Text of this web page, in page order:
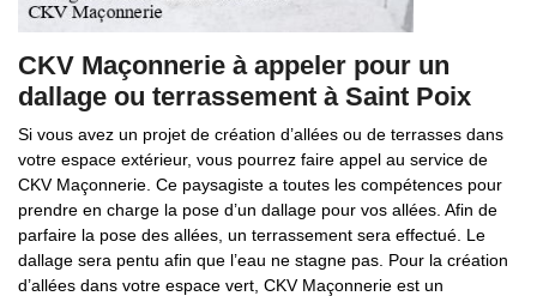
CKV Maçonnerie à appeler pour un
dallage ou terrassement à Saint Poix
Si vous avez un projet de création d’allées ou de terrasses dans
votre espace extérieur, vous pourrez faire appel au service de
CKV Maçonnerie. Ce paysagiste a toutes les compétences pour
prendre en charge la pose d’un dallage pour vos allées. Afin de
parfaire la pose des allées, un terrassement sera effectué. Le
dallage sera pentu afin que l’eau ne stagne pas. Pour la création
d’allées dans votre espace vert, CKV Maçonnerie est un